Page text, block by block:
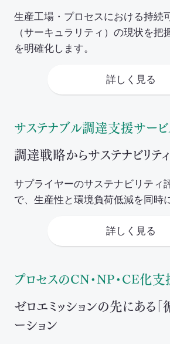
生産工場・プロセスにおける持続
（サーキュラリティ）の現状を把
を明確化します。
詳しく見る
サステナブル調達支援サー
調達戦略からサステナビリテ
サプライヤーのサステナビリティ
で、生産性と環境負荷低減を同時
詳しく見る
プロセスのCN・NP・CE化支
ゼロエミッションの先にある「
ーション